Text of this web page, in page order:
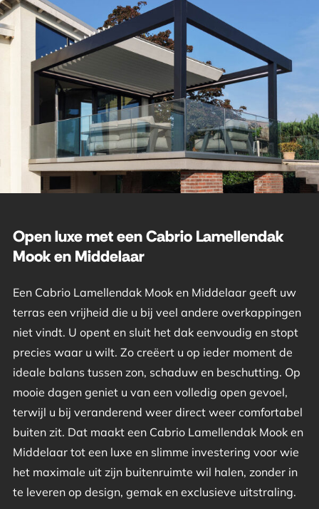
Open luxe met een Cabrio Lamellendak
Mook en Middelaar
Een Cabrio Lamellendak Mook en Middelaar geeft uw
terras een vrijheid die u bij veel andere overkappingen
niet vindt. U opent en sluit het dak eenvoudig en stopt
precies waar u wilt. Zo creëert u op ieder moment de
ideale balans tussen zon, schaduw en beschutting. Op
mooie dagen geniet u van een volledig open gevoel,
terwijl u bij veranderend weer direct weer comfortabel
buiten zit. Dat maakt een Cabrio Lamellendak Mook en
Middelaar tot een luxe en slimme investering voor wie
het maximale uit zijn buitenruimte wil halen, zonder in
te leveren op design, gemak en exclusieve uitstraling.